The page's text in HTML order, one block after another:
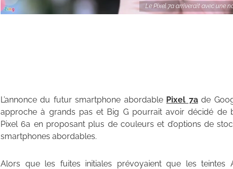
Le Pixel 7a arriverait avec une
L’annonce du futur smartphone abordable Pixel 7ade
approche à grands pas et Big G pourrait avoir décidé de
Pixel 6a en proposant plus de couleurs et d’options de
smartphones abordables.
Alors que les fuites initiales prévoyaient que les teintes